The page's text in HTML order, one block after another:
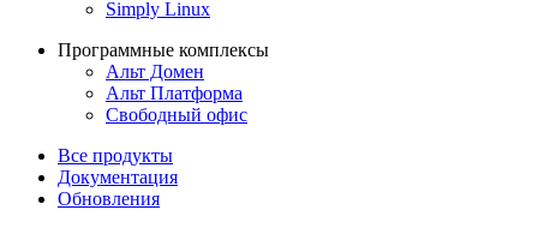
Simply Linux
Программные комплексы
Альт Домен
Альт Платформа
Свободный офис
Все продукты
Документация
Обновления